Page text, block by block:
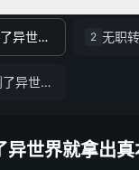
无职转生：到了异世界就拿出真本事 2
无职转生Ⅲ 到了异世界就拿出真本事
异世界就拿出真